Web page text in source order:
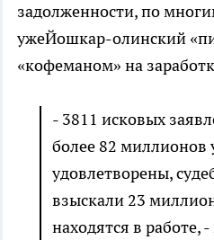
задолженности, по
ужеЙошкар-олинский
«кофеманом» на
- 3811 исковых
более 82 миллионов
удовлетворены,
взыскали 23
находятся в работе,